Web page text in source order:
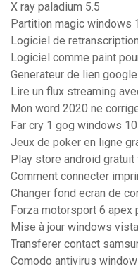
X ray paladium 5.5
Partition magic
Logiciel de
Logiciel comme paint
Generateur de lien google
Lire un flux streaming
Mon word 2020 ne
Far cry 1 gog windows 10
Jeux de poker en ligne
Play store android
Comment connecter
Changer fond ecran de
Forza motorsport 6 apex
Mise à jour windows
Transferer contact
Comodo antivirus